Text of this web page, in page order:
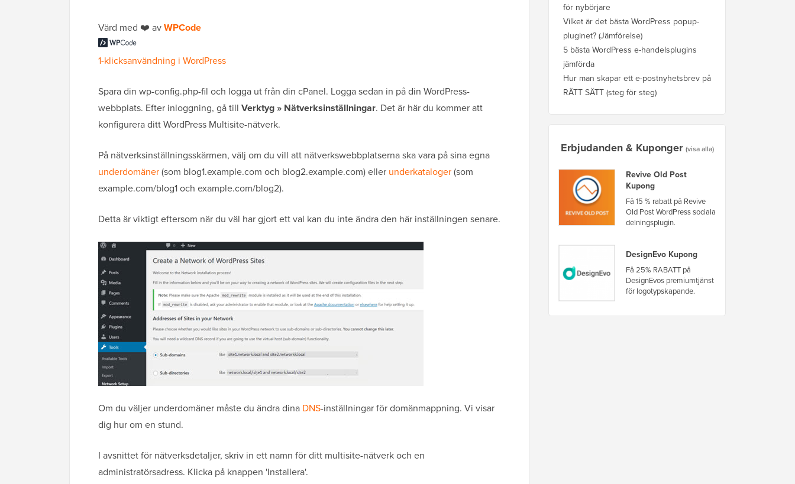
Värd med ❤️ avWPCode
1-klicksanvändning i WordPress
Spara din wp-config.php-fil och logga ut från din cPanel. Logga sedan in på din WordPress-
webbplats. Efter inloggning, gå till Verktyg » Nätverksinställningar. Det är här du kommer att
konfigurera ditt WordPress Multisite-nätverk.
På nätverksinställningsskärmen, välj om du vill att nätverkswebbplatserna ska vara på sina egna
underdomäner(som blog1.example.com och blog2.example.com) eller underkataloger(som
example.com/blog1 och example.com/blog2).
Detta är viktigt eftersom när du väl har gjort ett val kan du inte ändra den här inställningen senare.
Om du väljer underdomäner måste du ändra dina DNS-inställningar för domänmappning. Vi visar
dig hur om en stund.
I avsnittet för nätverksdetaljer, skriv in ett namn för ditt multisite-nätverk och en
administratörsadress. Klicka på knappen 'Installera'.
för nybörjare
Vilket är det bästa WordPress popup-
pluginet? (Jämförelse)
5 bästa WordPress e-handelsplugins
jämförda
Hur man skapar ett e-postnyhetsbrev på
RÄTT SÄTT (steg för steg)
Erbjudanden & Kuponger (visa alla)
Revive Old Post
Kupong
Få 15 % rabatt på Revive
Old Post WordPress sociala
delningsplugin.
DesignEvo Kupong
Få 25% RABATT på
DesignEvos premiumtjänst
för logotypskapande.